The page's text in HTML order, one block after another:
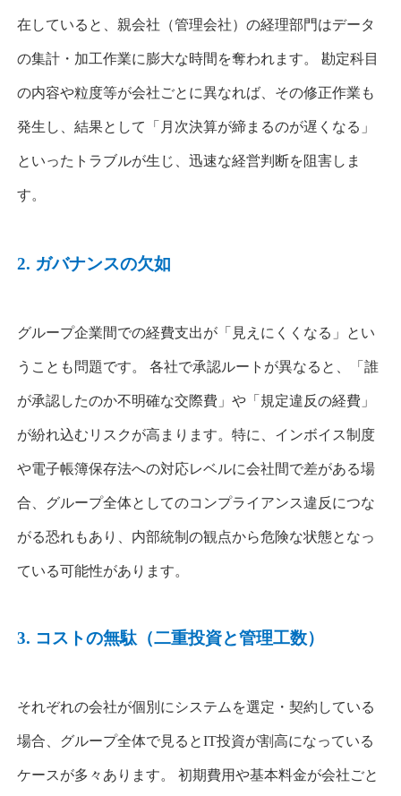
在していると、親会社（管理会社）の経理部門はデータ
の集計・加工作業に膨大な時間を奪われます。 勘定科目
の内容や粒度等が会社ごとに異なれば、その修正作業も
発生し、結果として「月次決算が締まるのが遅くなる」
といったトラブルが生じ、迅速な経営判断を阻害しま
す。
2. ガバナンスの欠如
グループ企業間での経費支出が「見えにくくなる」とい
うことも問題です。 各社で承認ルートが異なると、「誰
が承認したのか不明確な交際費」や「規定違反の経費」
が紛れ込むリスクが高まります。特に、インボイス制度
や電子帳簿保存法への対応レベルに会社間で差がある場
合、グループ全体としてのコンプライアンス違反につな
がる恐れもあり、内部統制の観点から危険な状態となっ
ている可能性があります。
3. コストの無駄（二重投資と管理工数）
それぞれの会社が個別にシステムを選定・契約している
場合、グループ全体で見るとIT投資が割高になっている
ケースが多々あります。 初期費用や基本料金が会社ごと